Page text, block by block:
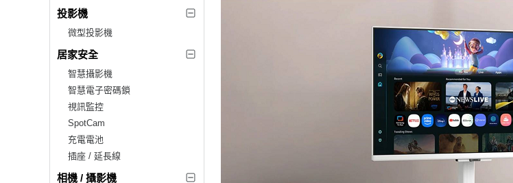
投影機
微型投影機
居家安全
智慧攝影機
智慧電子密碼鎖
視訊監控
SpotCam
充電電池
插座 / 延長線
相機 / 攝影機